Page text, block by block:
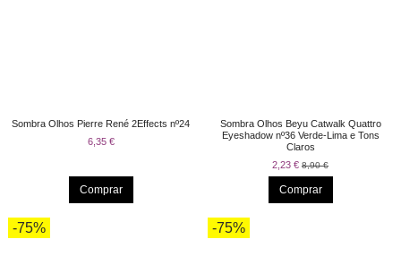
Sombra Olhos Pierre René 2Effects nº24
6,35 €
Comprar
Sombra Olhos Beyu Catwalk Quattro
Eyeshadow nº36 Verde-Lima e Tons
Claros
2,23 € 8,90 €
Comprar
-75% -75%